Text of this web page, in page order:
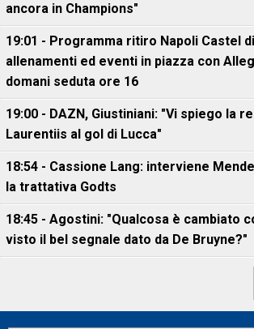
ancora in Champions"
19:01 - Programma ritiro Napoli Castel
allenamenti ed eventi in piazza con
domani seduta ore 16
19:00 - DAZN, Giustiniani: "Vi spiego la
Laurentiis al gol di Lucca"
18:54 - Cassione Lang: interviene
la trattativa Godts
18:45 - Agostini: "Qualcosa è cambiato
visto il bel segnale dato da De Bruyne?"